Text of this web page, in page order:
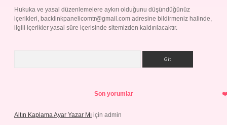
Hukuka ve yasal düzenlemelere aykırı olduğunu düşündüğünüz
içerikleri, backlinkpanelicomtr@gmail.com adresine bildirmeniz halinde,
ilgili içerikler yasal süre içerisinde sitemizden kaldırılacaktır.
Son yorumlar
Altın Kaplama Ayar Yazar Mı için admin